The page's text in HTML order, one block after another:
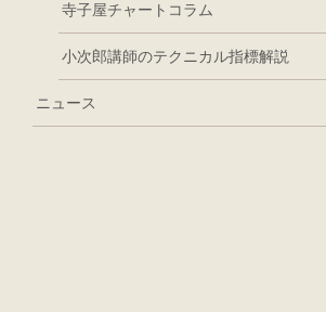
寺子屋チャートコラム
小次郎講師のテクニカル指標解説
ニュース